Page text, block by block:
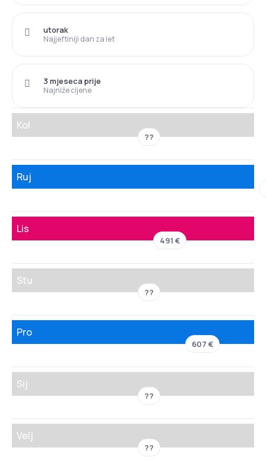
Najjeftiniji dan za let
utorak
Najniže cijene
3 mjeseca prije
Kol
??
Ruj
Lis
491 €
Stu
??
Pro
607 €
Sij
??
Velj
??